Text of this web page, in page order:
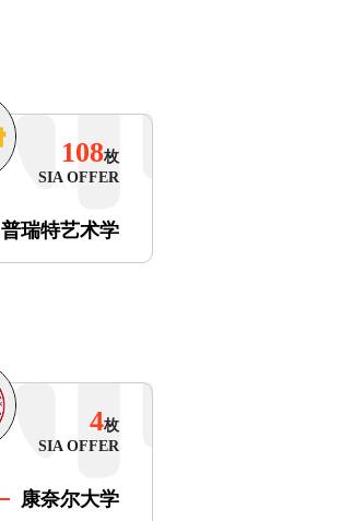
108枚
SIA OFFER
普瑞特艺术学
4枚
SIA OFFER
康奈尔大学